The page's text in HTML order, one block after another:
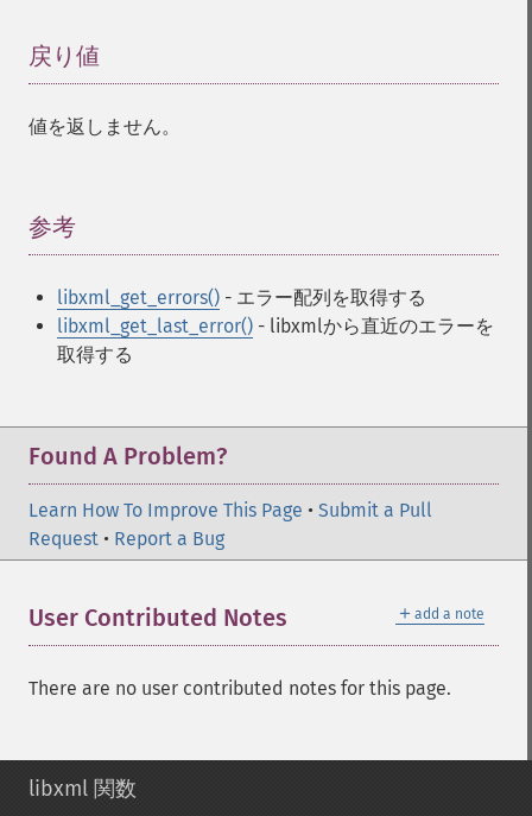
戻り値
値を返しません。
参考
libxml_get_errors() - エラー配列を取得する
libxml_get_last_error() - libxmlから直近のエラーを
取得する
Found A Problem?
Learn How To Improve This Page • Submit a Pull
Request • Report a Bug
＋ add a note
User Contributed Notes
There are no user contributed notes for this page.
libxml 関数